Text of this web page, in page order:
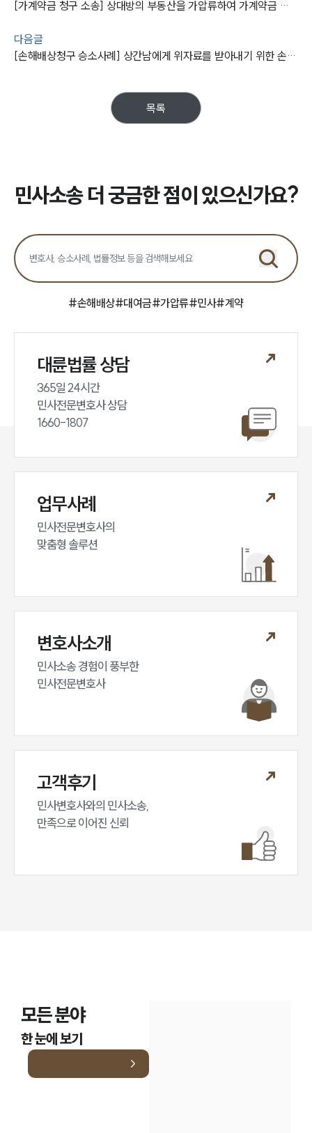
법률정보
업무분야
민사그룹 업무
손해배상 · 민사전문변호사
소식/자료
언론보도
공지사항
법률 블로그
뉴스레터/브로슈어
대륜법률상담예약
[가계약금 청구 소송] 상대방의 부동산을 가압류하여 가계약금 반환 채권 보전
다음글
[손해배상청구 승소사례] 상간남에게 위자료를 받아내기 위한 손해배상청구 승소
목록
민사소송 더 궁금한 점이 있으신가요?
#손해배상#대여금#가압류#민사#계약
대륜법률 상담
365일 24시간
민사전문변호사 상담
1660-1807
업무사례
민사전문변호사의
맞춤형 솔루션
변호사소개
민사소송 경험이 풍부한
민사전문변호사
고객후기
민사변호사와의 민사소송,
만족으로 이어진 신뢰
모든 분야
한 눈에 보기